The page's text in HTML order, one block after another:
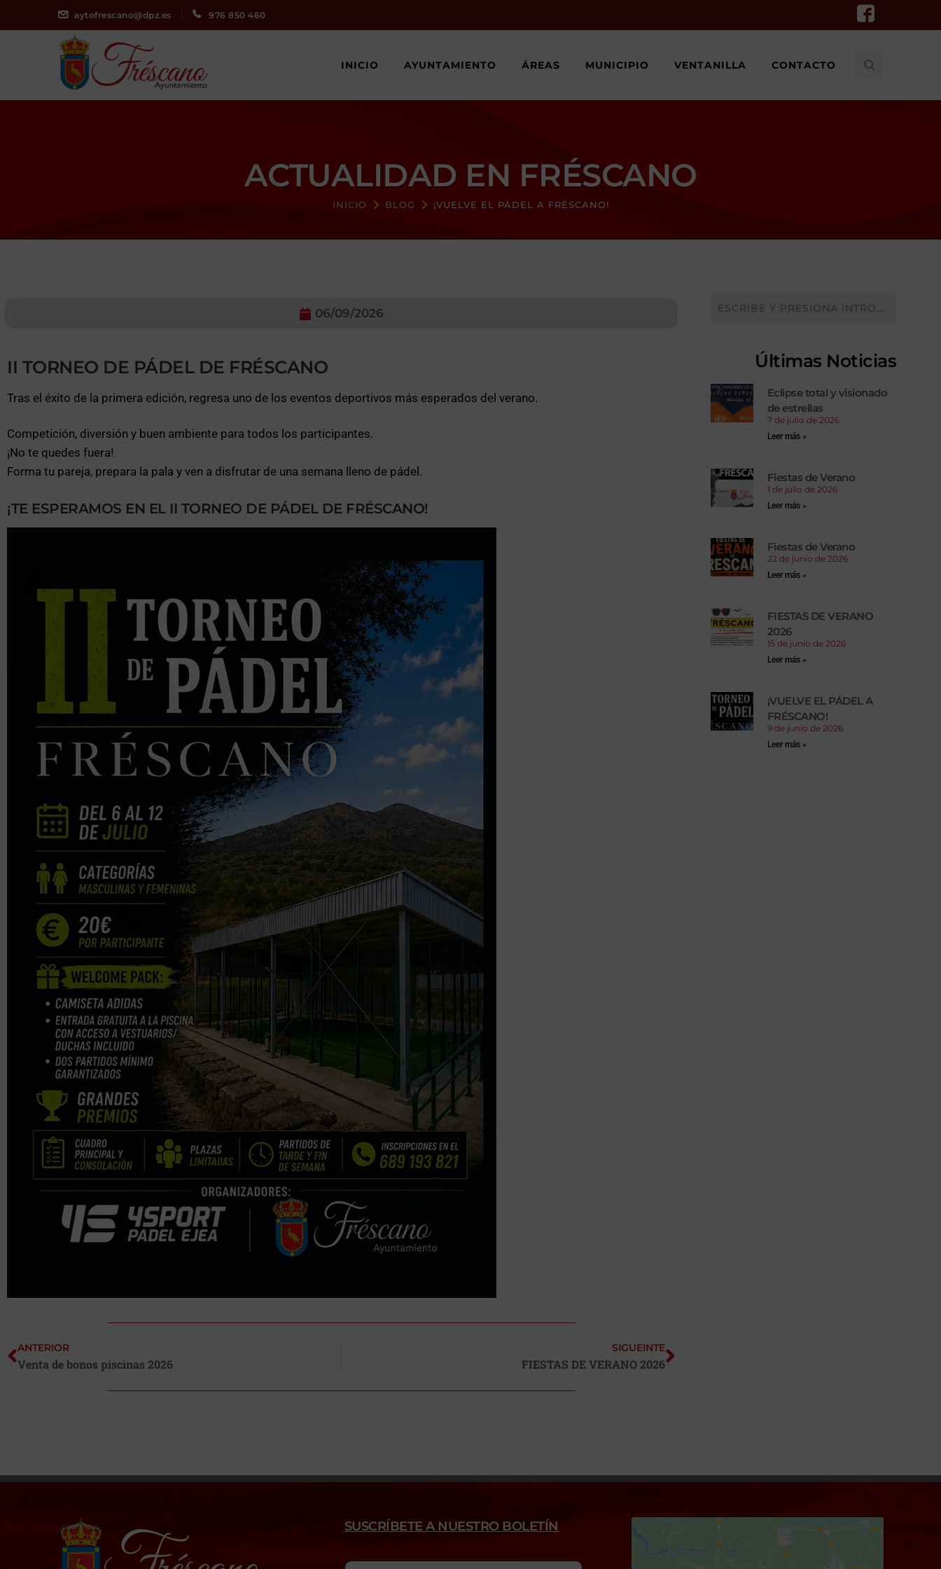
aytofrescano@dpz.es 976 850 460
INICIO AYUNTAMIENTO ÁREAS MUNICIPIO VENTANILLA CONTACTO
ACTUALIDAD EN FRÉSCANO
INICIO BLOG ¡VUELVE EL PÁDEL A FRÉSCANO!
06/09/2026
II TORNEO DE PÁDEL DE FRÉSCANO
Tras el éxito de la primera edición, regresa uno de los eventos deportivos más esperados del verano.
Competición, diversión y buen ambiente para todos los participantes.
¡No te quedes fuera!
Forma tu pareja, prepara la pala y ven a disfrutar de una semana lleno de pádel.
¡TE ESPERAMOS EN EL II TORNEO DE PÁDEL DE FRÉSCANO!
ANTERIOR
Venta de bonos piscinas 2026
SIGUEINTE
FIESTAS DE VERANO 2026
Últimas Noticias
Eclipse total y visionado
de estrellas
7 de julio de 2026
Leer más »
Fiestas de Verano
1 de julio de 2026
Leer más »
Fiestas de Verano
22 de junio de 2026
Leer más »
FIESTAS DE VERANO
2026
15 de junio de 2026
Leer más »
¡VUELVE EL PÁDEL A
FRÉSCANO!
9 de junio de 2026
Leer más »
SUSCRÍBETE A NUESTRO BOLETÍN